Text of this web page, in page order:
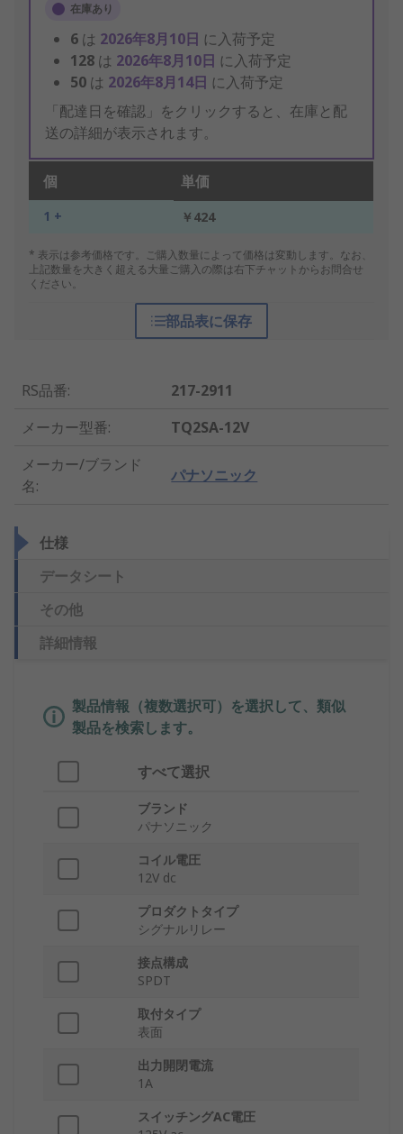
在庫あり
6 は 2026年8月10日 に入荷予定
128 は 2026年8月10日 に入荷予定
50 は 2026年8月14日 に入荷予定
「配達日を確認」をクリックすると、在庫と配
送の詳細が表示されます。
個 単価
1 + ￥424
* 表示は参考価格です。ご購入数量によって価格は変動します。なお、
上記数量を大きく超える大量ご購入の際は右下チャットからお問合せ
ください。
部品表に保存
RS品番:
217-2911
メーカー型番:
TQ2SA-12V
メーカー/ブランド
名:
パナソニック
仕様
データシート
その他
詳細情報
製品情報（複数選択可）を選択して、類似
製品を検索します。
すべて選択
ブランド
パナソニック
コイル電圧
12V dc
プロダクトタイプ
シグナルリレー
接点構成
SPDT
取付タイプ
表面
出力開閉電流
1A
スイッチングAC電圧